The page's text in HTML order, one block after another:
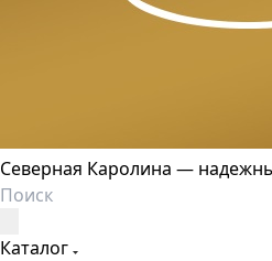
Северная Каролина —
Каталог